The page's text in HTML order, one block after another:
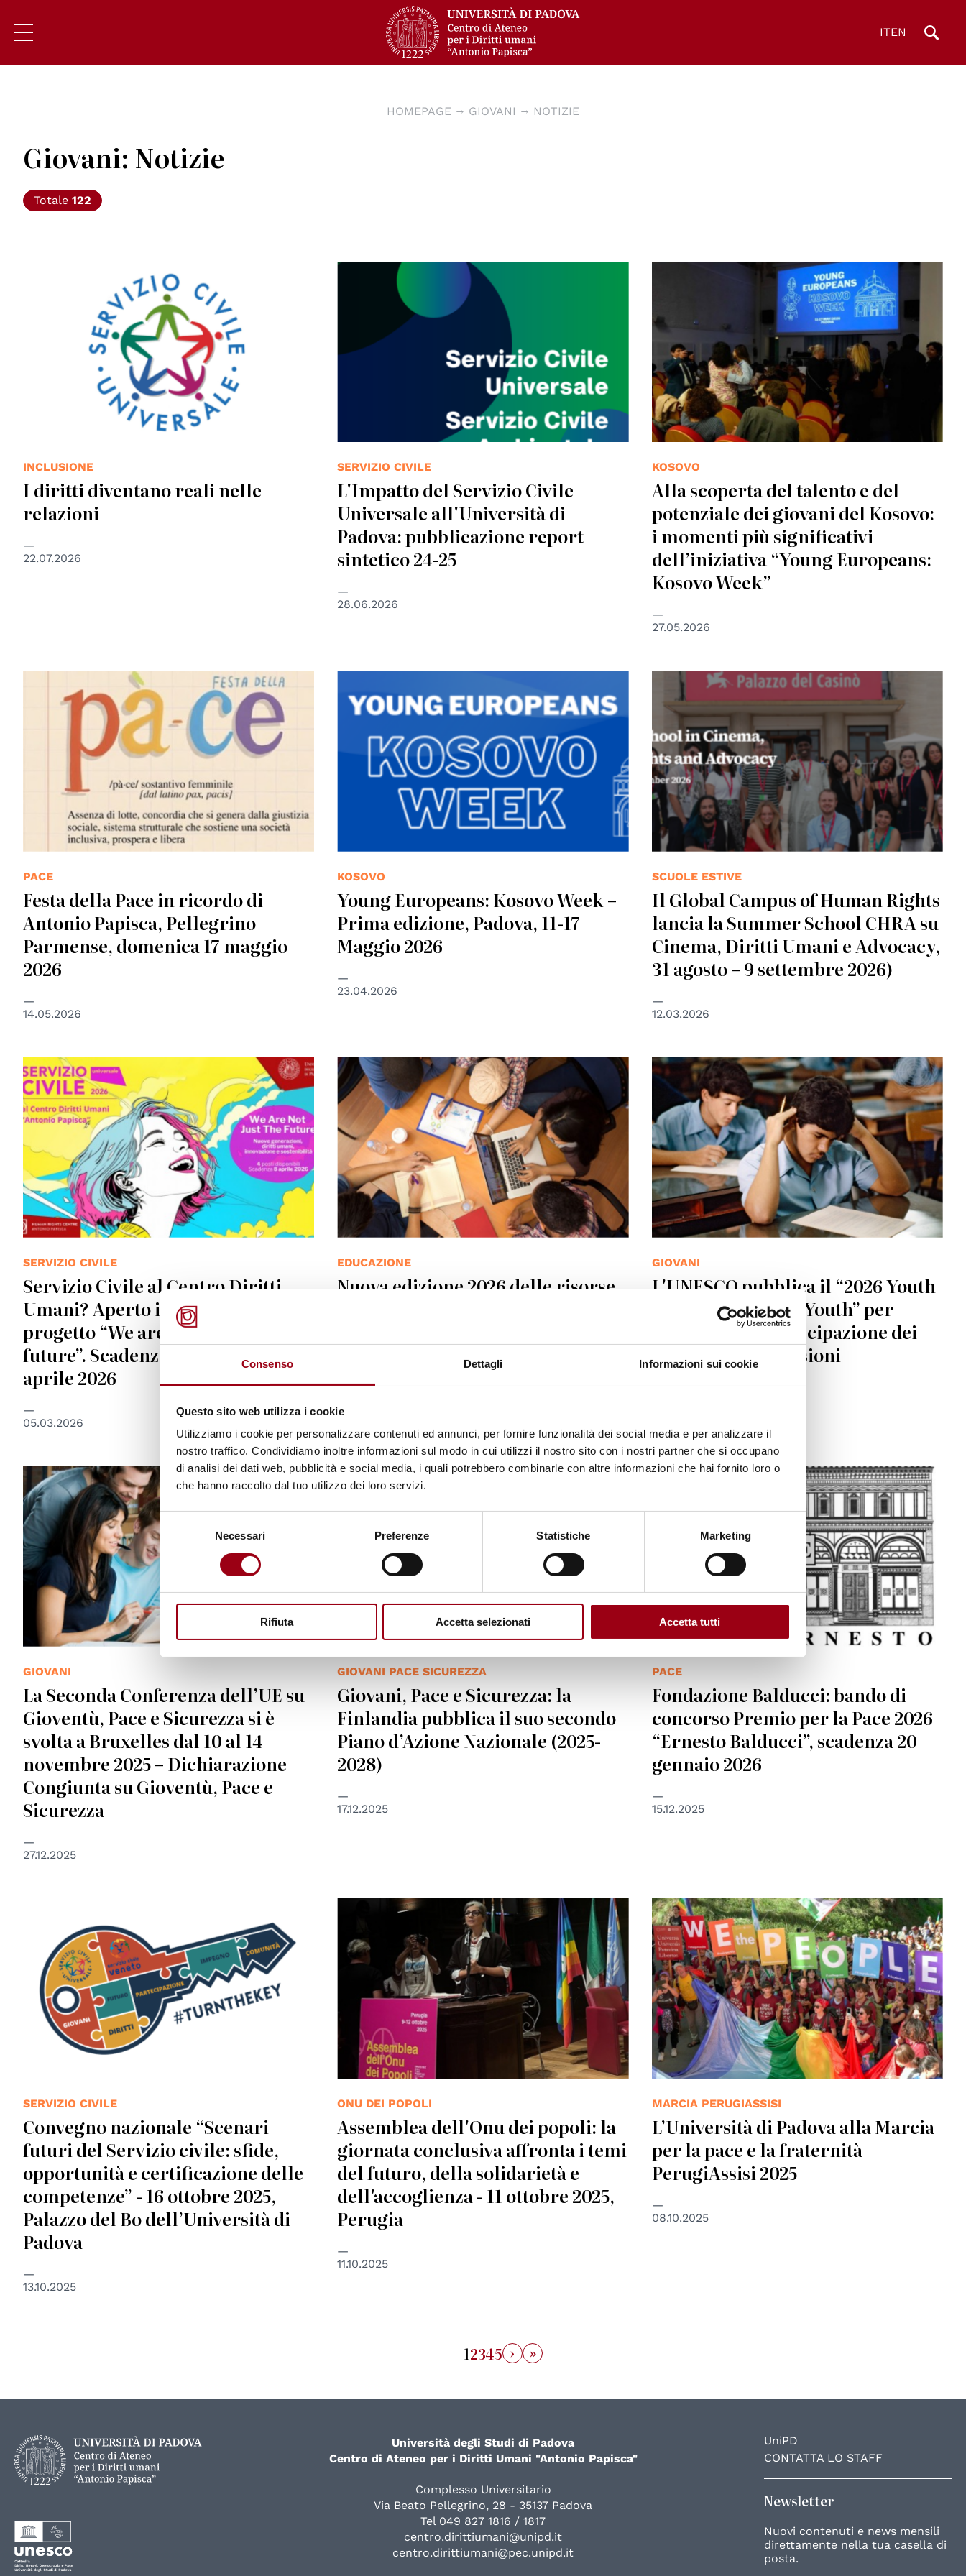
Consenso Dettagli Informazioni sui cookie
Questo sito web utilizza i cookie
Utilizziamo i cookie per personalizzare contenuti ed annunci, per fornire funzionalità dei social media e per analizzare il
nostro traffico. Condividiamo inoltre informazioni sul modo in cui utilizzi il nostro sito con i nostri partner che si occupano
di analisi dei dati web, pubblicità e social media, i quali potrebbero combinarle con altre informazioni che hai fornito loro o
che hanno raccolto dal tuo utilizzo dei loro servizi.
Selezione
del
consenso
Necessari Preferenze Statistiche Marketing
Rifiuta Accetta selezionati Accetta tutti
ITEN
HOMEPAGE GIOVANI NOTIZIE
Giovani: Notizie
Totale 122
INCLUSIONE
I diritti diventano reali nelle
relazioni
22.07.2026
SERVIZIO CIVILE
L'Impatto del Servizio Civile
Universale all'Università di
Padova: pubblicazione report
sintetico 24-25
28.06.2026
KOSOVO
Alla scoperta del talento e del
potenziale dei giovani del Kosovo:
i momenti più significativi
dell’iniziativa “Young Europeans:
Kosovo Week”
27.05.2026
PACE
Festa della Pace in ricordo di
Antonio Papisca, Pellegrino
Parmense, domenica 17 maggio
2026
14.05.2026
KOSOVO
Young Europeans: Kosovo Week –
Prima edizione, Padova, 11-17
Maggio 2026
23.04.2026
© Global Campus of Human Rights
SCUOLE ESTIVE
Il Global Campus of Human Rights
lancia la Summer School CHRA su
Cinema, Diritti Umani e Advocacy,
31 agosto – 9 settembre 2026)
12.03.2026
SERVIZIO CIVILE
Servizio Civile al Centro Diritti
Umani? Aperto il bando per il
progetto “We are not just the
future”. Scadenza domande: 16
aprile 2026
05.03.2026
EDUCAZIONE
Nuova edizione 2026 delle risorse
© UN Photo/ Milton Grant
GIOVANI
L'UNESCO pubblica il “2026 Youth
Report: Lead with Youth” per
rafforzare la partecipazione dei
giovani nelle decisioni
© shutterstock unipd
GIOVANI
La Seconda Conferenza dell’UE su
Gioventù, Pace e Sicurezza si è
svolta a Bruxelles dal 10 al 14
novembre 2025 – Dichiarazione
Congiunta su Gioventù, Pace e
Sicurezza
27.12.2025
© Ministry for Foreign Affairs of Finland
GIOVANI PACE SICUREZZA
Giovani, Pace e Sicurezza: la
Finlandia pubblica il suo secondo
Piano d’Azione Nazionale (2025-
2028)
17.12.2025
PACE
Fondazione Balducci: bando di
concorso Premio per la Pace 2026
“Ernesto Balducci”, scadenza 20
gennaio 2026
15.12.2025
SERVIZIO CIVILE
Convegno nazionale “Scenari
futuri del Servizio civile: sfide,
opportunità e certificazione delle
competenze” - 16 ottobre 2025,
Palazzo del Bo dell’Università di
Padova
13.10.2025
ONU DEI POPOLI
Assemblea dell'Onu dei popoli: la
giornata conclusiva affronta i temi
del futuro, della solidarietà e
dell'accoglienza - 11 ottobre 2025,
Perugia
11.10.2025
MARCIA PERUGIASSISI
L’Università di Padova alla Marcia
per la pace e la fraternità
PerugiAssisi 2025
08.10.2025
12345 › »
UniPD
CONTATTA LO STAFF
Newsletter
Nuovi contenuti e news mensili
direttamente nella tua casella di
posta.
Università degli Studi di Padova
Centro di Ateneo per i Diritti Umani "Antonio Papisca"
Complesso Universitario
Via Beato Pellegrino, 28 - 35137 Padova
Tel 049 827 1816 / 1817
centro.dirittiumani@unipd.it
centro.dirittiumani@pec.unipd.it